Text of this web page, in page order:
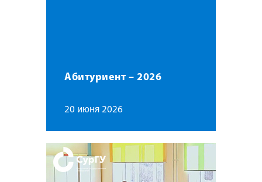
Абитуриент – 2026
20 июня 2026